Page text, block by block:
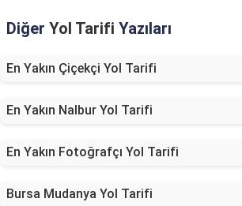
Diğer Yol Tarifi Yazıları
En Yakın Çiçekçi Yol Tarifi
En Yakın Nalbur Yol Tarifi
En Yakın Fotoğrafçı Yol Tarifi
Bursa Mudanya Yol Tarifi